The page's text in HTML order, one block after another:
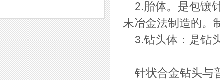
台湾万事达切削科技
2.胎体。是包镶
末冶金法制造的。
3.钻头体：是钻
针状合金钻头与